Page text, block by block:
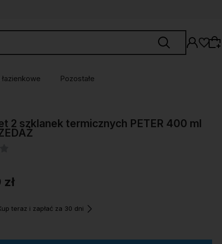
Wybierz coś dla siebie z naszej aktualnej
oferty lub zaloguj się, aby przywrócić dodane
Pozostałe
2 szklanek termicznych PETER 400 ml
teraz i zapłać za 30 dni